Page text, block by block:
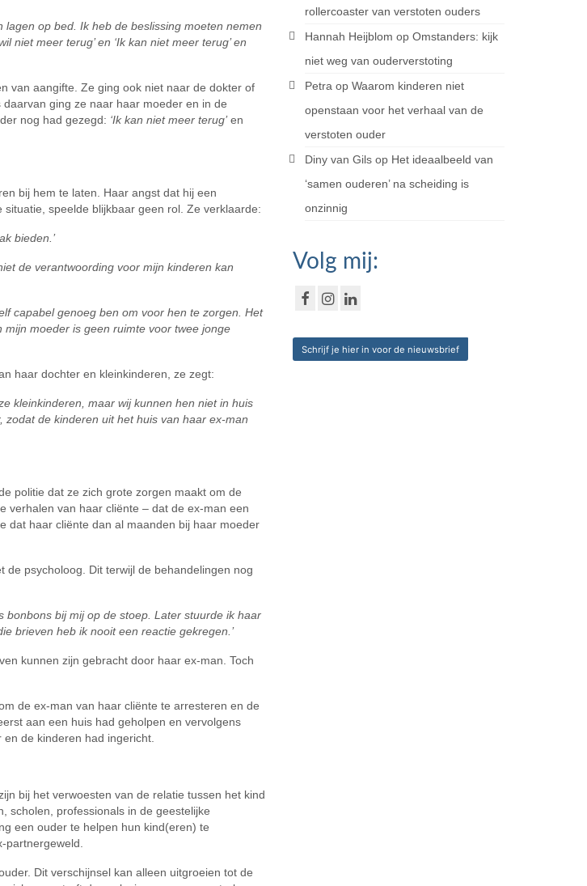
op bed. Ik heb de beslissing moeten nemen
meer terug’ en ‘Ik kan niet meer terug’ en
van aangifte. Ze ging ook niet naar de dokter of
ging ze naar haar moeder en in de
nog had gezegd: ‘Ik kan niet meer terug’en
bij hem te laten. Haar angst dat hij een
speelde blijkbaar geen rol. Ze verklaarde:
bieden.’
de verantwoording voor mijn kinderen kan
capabel genoeg ben om voor hen te zorgen. Het
moeder is geen ruimte voor twee jonge
haar dochter en kleinkinderen, ze zegt:
kleinkinderen, maar wij kunnen hen niet in huis
de kinderen uit het huis van haar ex-man
politie dat ze zich grote zorgen maakt om de
verhalen van haar cliënte – dat de ex-man een
dat haar cliënte dan al maanden bij haar moeder
psycholoog. Dit terwijl de behandelingen nog
bonbons bij mij op de stoep. Later stuurde ik haar
brieven heb ik nooit een reactie gekregen.’
kunnen zijn gebracht door haar ex-man. Toch
de ex-man van haar cliënte te arresteren en de
aan een huis had geholpen en vervolgens
de kinderen had ingericht.
bij het verwoesten van de relatie tussen het kind
scholen, professionals in de geestelijke
een ouder te helpen hun kind(eren) te
Dit verschijnsel kan alleen uitgroeien tot de
rollercoaster van verstoten ouders
Hannah Heijblom op Omstanders: kijk
niet weg van ouderverstoting
Petra op Waarom kinderen niet
openstaan voor het verhaal van de
verstoten ouder
Diny van Gilsop Het ideaalbeeld van
‘samen ouderen’ na scheiding is
onzinnig
Volg mij:
Schrijf je hier in voor de nieuwsbrief